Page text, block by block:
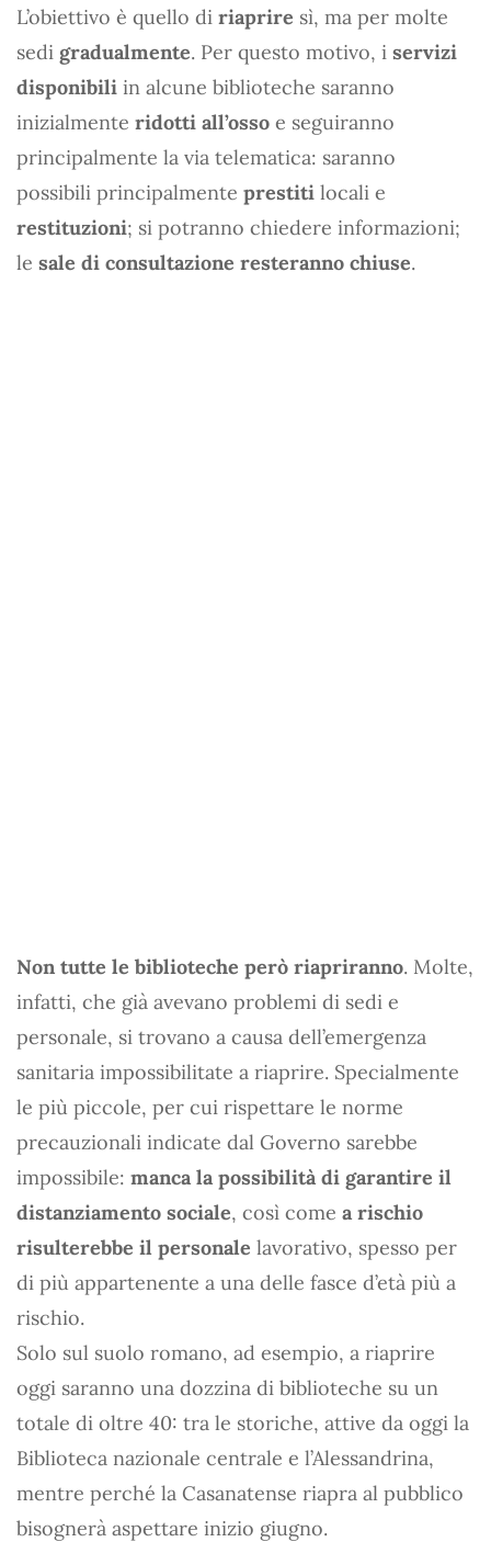
L’obiettivo è quello di riaprire sì, ma per molte
sedi gradualmente. Per questo motivo, i servizi
disponibili in alcune biblioteche saranno
inizialmente ridotti all’osso e seguiranno
principalmente la via telematica: saranno
possibili principalmente prestiti locali e
restituzioni; si potranno chiedere informazioni;
le sale di consultazione resteranno chiuse.
Non tutte le biblioteche però riapriranno. Molte,
infatti, che già avevano problemi di sedi e
personale, si trovano a causa dell’emergenza
sanitaria impossibilitate a riaprire. Specialmente
le più piccole, per cui rispettare le norme
precauzionali indicate dal Governo sarebbe
impossibile: manca la possibilità di garantire il
distanziamento sociale, così come a rischio
risulterebbe il personale lavorativo, spesso per
di più appartenente a una delle fasce d’età più a
rischio.
Solo sul suolo romano, ad esempio, a riaprire
oggi saranno una dozzina di biblioteche su un
totale di oltre 40: tra le storiche, attive da oggi la
Biblioteca nazionale centrale e l’Alessandrina,
mentre perché la Casanatense riapra al pubblico
bisognerà aspettare inizio giugno.